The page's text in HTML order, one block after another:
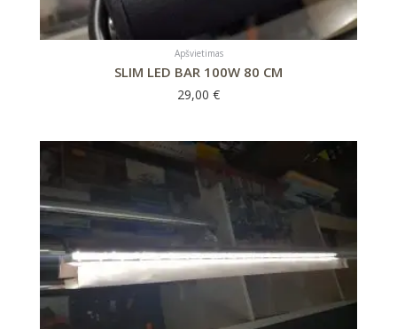
Apšvietimas
SLIM LED BAR 100W 80 CM
29,00 €